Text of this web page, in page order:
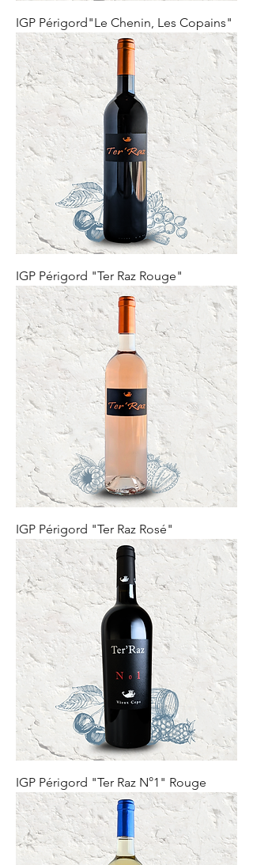
IGP Périgord"Le Chenin, Les Copains"
IGP Périgord "Ter Raz Rouge"
IGP Périgord "Ter Raz Rosé"
IGP Périgord "Ter Raz N°1" Rouge